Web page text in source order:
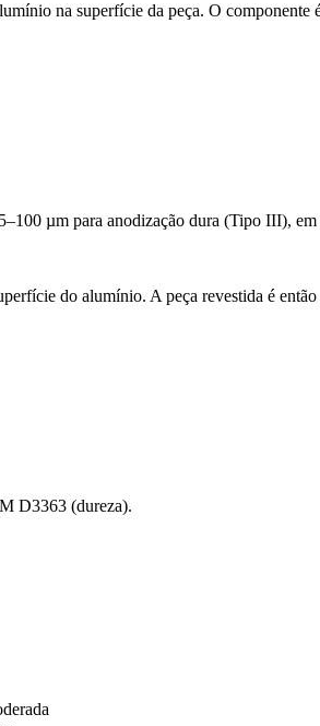
na superfície da peça. O
µm para anodização dura (Tipo III),
do alumínio. A peça revestida é
D3363 (dureza).